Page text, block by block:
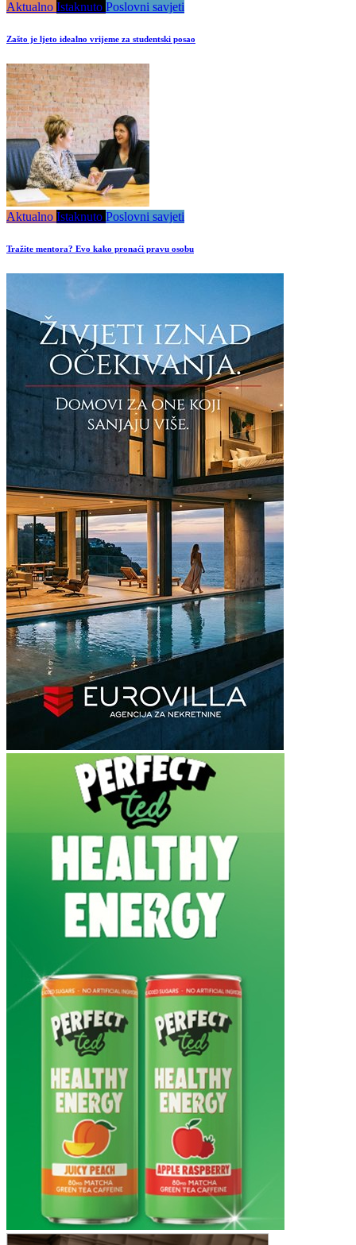
Aktualno Istaknuto Poslovni savjeti
Zašto je ljeto idealno vrijeme za studentski posao
Aktualno Istaknuto Poslovni savjeti
Tražite mentora? Evo kako pronaći pravu osobu